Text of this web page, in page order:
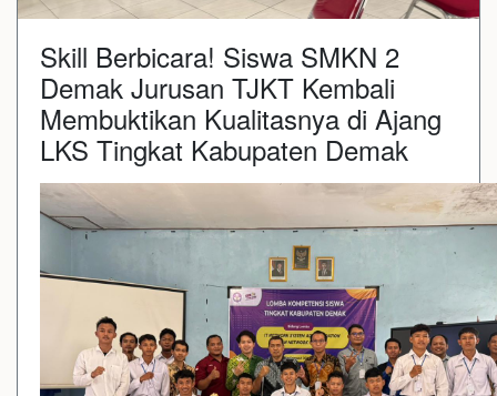
Skill Berbicara! Siswa SMKN 2
Demak Jurusan TJKT Kembali
Membuktikan Kualitasnya di Ajang
LKS Tingkat Kabupaten Demak